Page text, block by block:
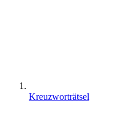
Kreuzworträtsel